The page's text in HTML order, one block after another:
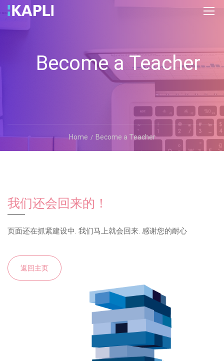
Become a Teacher
Home Become a Teacher
我们还会回来的！
页面还在抓紧建设中. 我们马上就会回来. 感谢您的耐心
返回主页